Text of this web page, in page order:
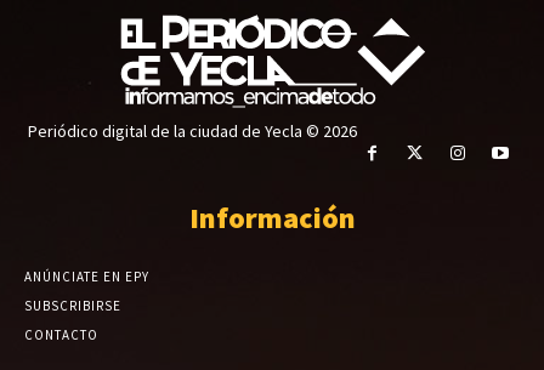
Periódico digital de la ciudad de Yecla © 2026
Información
ANÚNCIATE EN EPY
SUBSCRIBIRSE
CONTACTO